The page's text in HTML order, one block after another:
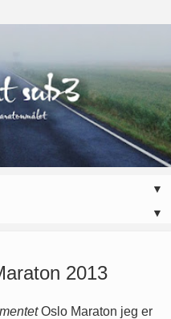
▼
▼
2013
Oslo Maraton jeg er